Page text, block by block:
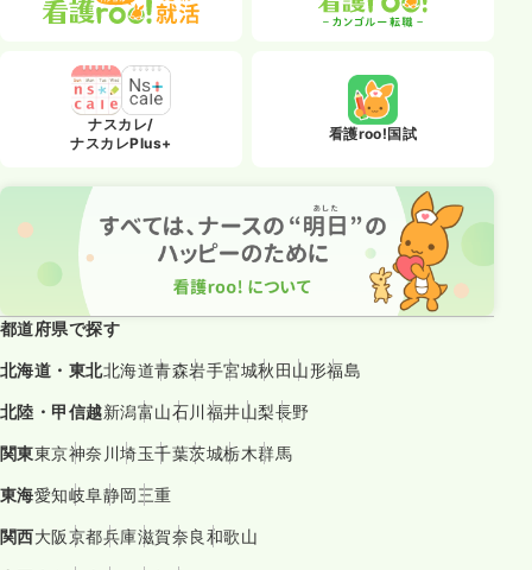
ナスカレ/
ナスカレPlus+
看護roo!国試
都道府県で探す
北海道・東北北海道青森岩手宮城秋田山形福島
北陸・甲信越新潟富山石川福井山梨長野
関東東京神奈川埼玉千葉茨城栃木群馬
東海愛知岐阜静岡三重
関西大阪京都兵庫滋賀奈良和歌山